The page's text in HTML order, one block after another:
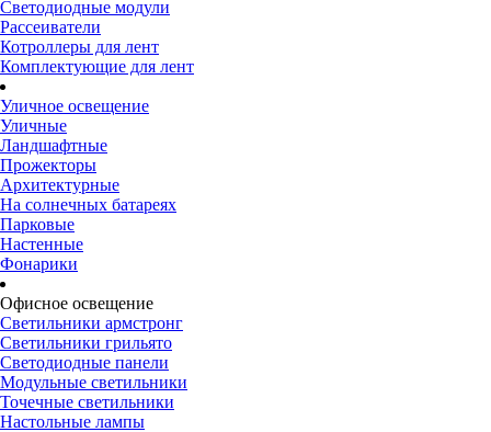
Светодиодные модули
Рассеиватели
Котроллеры для лент
Комплектующие для лент
Уличное освещение
Уличные
Ландшафтные
Прожекторы
Архитектурные
На солнечных батареях
Парковые
Настенные
Фонарики
Офисное освещение
Светильники армстронг
Светильники грильято
Светодиодные панели
Модульные светильники
Точечные светильники
Настольные лампы